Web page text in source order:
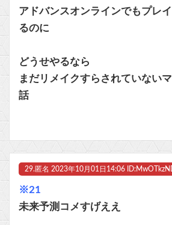
アドバンスオンラインでもプレ
るのに
どうせやるなら
まだリメイクすらされていない
話
29. 匿名 2023年10月01日14:06
※21
未来予測コメすげええ